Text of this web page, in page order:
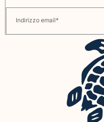
Costumi da bagno
Costumi Interi
Rashguard
Indirizzo email*